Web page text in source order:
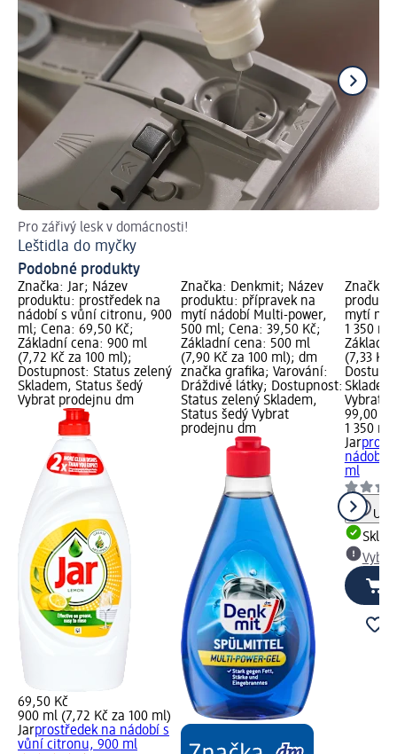
Pro zářivý lesk v domácnosti!
Leštidla do myčky
Podobné produkty
Značka: Jar; Název
produktu: prostředek na
nádobí s vůní citronu, 900
ml; Cena: 69,50 Kč;
Základní cena: 900 ml
(7,72 Kč za 100 ml);
Dostupnost: Status zelený
Skladem, Status šedý
Vybrat prodejnu dm
69,50 Kč
900 ml (7,72 Kč za 100 ml)
Jarprostředek na nádobí s
vůní citronu, 900 ml
Značka: Denkmit; Název
produktu: přípravek na
mytí nádobí Multi-power,
500 ml; Cena: 39,50 Kč;
Základní cena: 500 ml
(7,90 Kč za 100 ml); dm
značka grafika; Varování:
Dráždivé látky; Dostupnost:
Status zelený Skladem,
Status šedý Vybrat
prodejnu dm
Značka:
mytí
1 350
Základní
(7,33 Kč
Vybrat
99,00 Kč
1 350 ml
Jar
nádobí
ml